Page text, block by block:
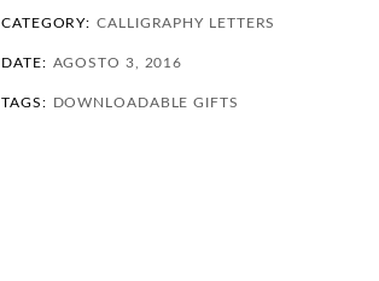
CATEGORY: CALLIGRAPHY LETTERS
DATE: AGOSTO 3, 2016
TAGS: DOWNLOADABLE GIFTS